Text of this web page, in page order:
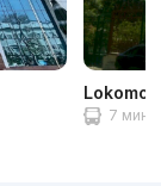
7 мин